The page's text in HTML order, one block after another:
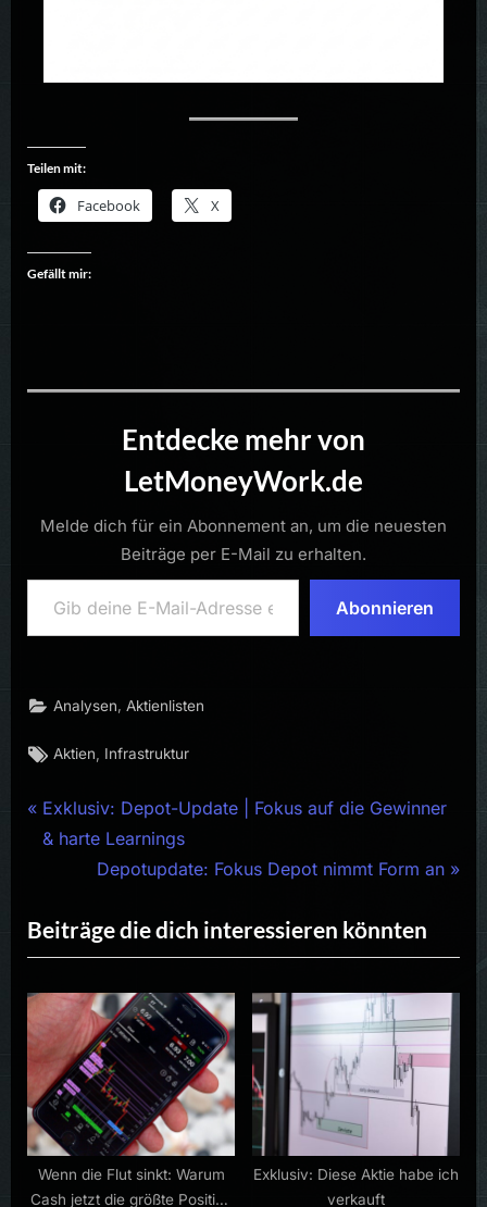
Teilen mit:
Facebook X
Gefällt mir:
Entdecke mehr von
LetMoneyWork.de
Melde dich für ein Abonnement an, um die neuesten
Beiträge per E-Mail zu erhalten.
Gib deine E-Mail-Adresse ein ...
Abonnieren
Analysen, Aktienlisten
Tags:
Aktien Infrastruktur
Beitragsnavigation
P
r
i
o
u
s
P
o
s
t
:
Exklusiv: Depot-Update | Fokus auf die Gewinner
& harte Learnings
N
x
t
P
o
s
t
:
Depotupdate: Fokus Depot nimmt Form an
Beiträge die dich interessieren könnten
Wenn die Flut sinkt: Warum
Cash jetzt die größte Position
Exklusiv: Diese Aktie habe ich
verkauft